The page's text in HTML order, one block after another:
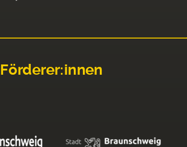
Förderer:innen